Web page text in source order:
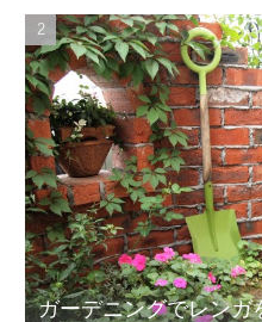
ガーデニングでレン